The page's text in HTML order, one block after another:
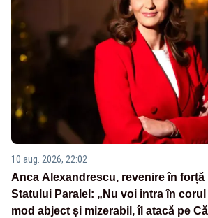
10 aug. 2026, 22:02
Anca Alexandrescu, revenire în forță
Statului Paralel: „Nu voi intra în
mod abject și mizerabil, îl atacă pe